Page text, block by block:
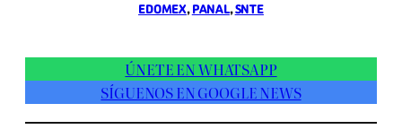
EDOMEX, PANAL, SNTE
ÚNETE EN WHATSAPP
SÍGUENOS EN GOOGLE NEWS